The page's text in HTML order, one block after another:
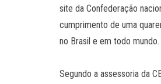
site da Confederação
cumprimento de uma
no Brasil e em todo mundo.
Segundo a assessoria da